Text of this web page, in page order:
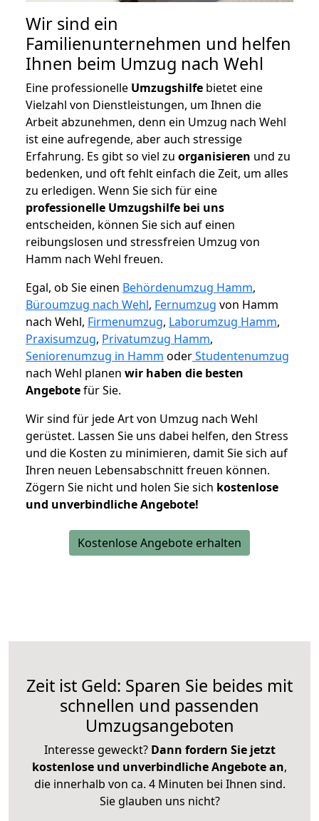
Wir sind ein
Familienunternehmen und helfen
Ihnen beim Umzug nach Wehl
Eine professionelle Umzugshilfe bietet eine
Vielzahl von Dienstleistungen, um Ihnen die
Arbeit abzunehmen, denn ein Umzug nach Wehl
ist eine aufregende, aber auch stressige
Erfahrung. Es gibt so viel zu organisieren und zu
bedenken, und oft fehlt einfach die Zeit, um alles
zu erledigen. Wenn Sie sich für eine
professionelle Umzugshilfe bei uns
entscheiden, können Sie sich auf einen
reibungslosen und stressfreien Umzug von
Hamm nach Wehl freuen.
Egal, ob Sie einen Behördenumzug Hamm,
Büroumzug nach Wehl, Fernumzug von Hamm
nach Wehl, Firmenumzug, Laborumzug Hamm,
Praxisumzug, Privatumzug Hamm,
Seniorenumzug in Hamm oderStudentenumzug
nach Wehl planen wir haben die besten
Angebotefür Sie.
Wir sind für jede Art von Umzug nach Wehl
gerüstet. Lassen Sie uns dabei helfen, den Stress
und die Kosten zu minimieren, damit Sie sich auf
Ihren neuen Lebensabschnitt freuen können.
Zögern Sie nicht und holen Sie sich kostenlose
und unverbindliche Angebote!
Kostenlose Angebote erhalten
Zeit ist Geld: Sparen Sie beides mit
schnellen und passenden
Umzugsangeboten
Interesse geweckt? Dann fordern Sie jetzt
kostenlose und unverbindliche Angebote an,
die innerhalb von ca. 4 Minuten bei Ihnen sind.
Sie glauben uns nicht?